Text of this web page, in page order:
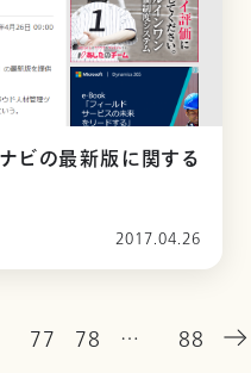
ビの最新版に関する
2017.04.26
77 78 … 88